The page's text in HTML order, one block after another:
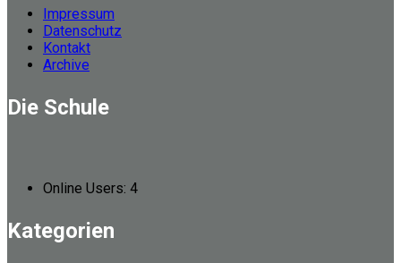
Impressum
Datenschutz
Kontakt
Archive
Die Schule
Online Users: 4
Kategorien